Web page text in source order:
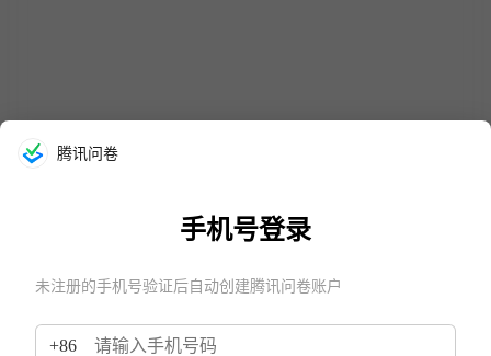
腾讯问卷
手机号登录
未注册的手机号验证后自动创建腾讯问卷账户
+86